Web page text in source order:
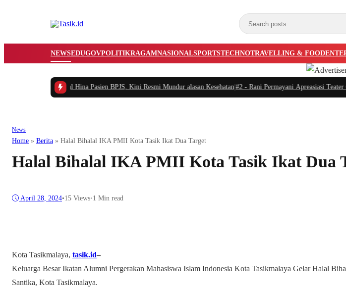
NEWSEDUGOVPOLITIKRAGAMNASIONALSPORTSTECHNOTRAVELLING & FOOD
RSUD yang Viral Hina Pasien BPJS, Kini Resmi Mundur alasan Kesehatan|#2 -Rani Permayani Apreasiasi Teater
News
Home » Berita » Halal Bihalal IKA PMII Kota Tasik Ikat Dua Target
Halal Bihalal IKA PMII Kota Tasik Ikat Dua
April 28, 2024•15 Views•1 Min read
Kota Tasikmalaya, tasik.id–
Keluarga Besar Ikatan Alumni Pergerakan Mahasiswa Islam Indonesia Kota Tasikmalaya Gelar Halal
Santika, Kota Tasikmalaya.